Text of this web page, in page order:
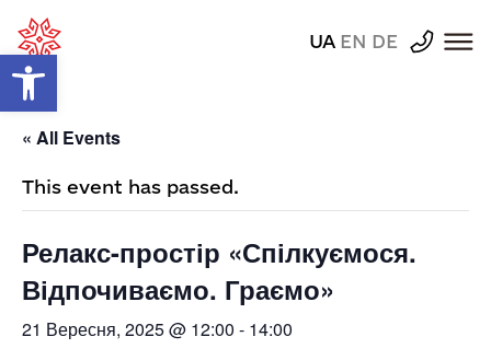
Відкрити Панель інструментів
UA EN DE
« All Events
This event has passed.
Релакс-простір «Спілкуємося.
Відпочиваємо. Граємо»
21 Вересня, 2025 @ 12:00 - 14:00